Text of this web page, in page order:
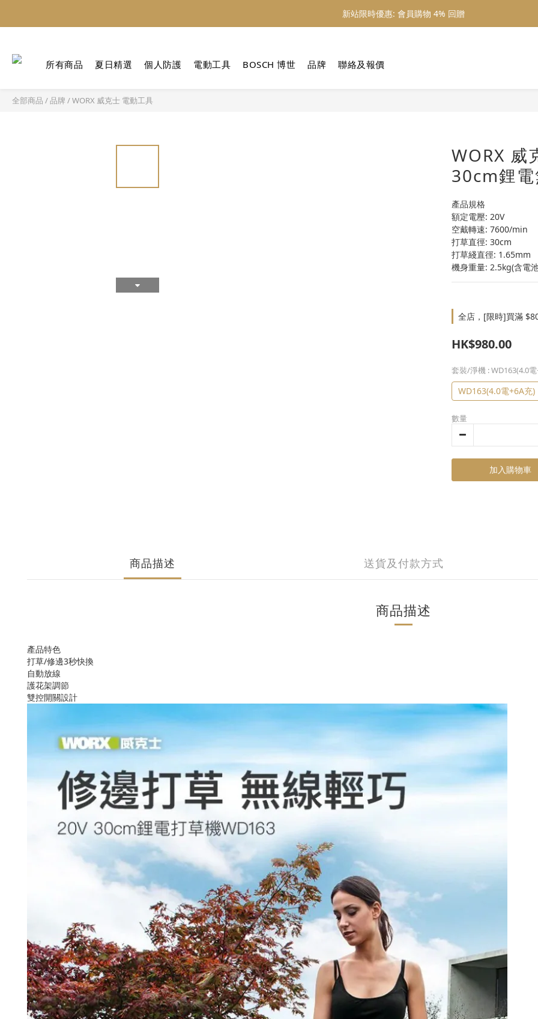
新站限時優惠: 會員購物 4% 回贈
新站限時優惠: 會員購物 4% 回贈
所有商品 夏日精選 個人防護 電動工具 BOSCH 博世 品牌 聯絡及報價
全部商品 /品牌 /WORX 威克士 電動工具
WORX 威
30cm鋰
產品規格
額定電壓: 20V
空戴轉速: 7600/min
打草直徑: 30cm
打草綫直徑: 1.65mm
機身重量: 2.5kg(含電
全店，[限時]買滿
HK$980.00
套裝/淨機 : WD163(4.0
WD163(4.0電+6A充)
數量
加入購物車
商品描述 送貨及付款方式
商品描述
產品特色
打草/修邊3秒快換
自動放線
護花架調節
雙控開關設計